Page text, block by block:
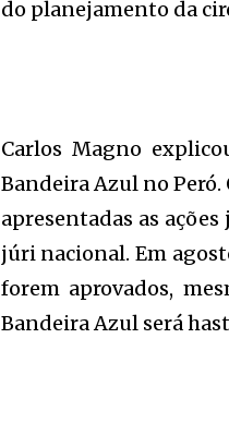
do planejamento da
Carlos Magno
Bandeira Azul no
apresentadas as
júri nacional. Em
forem aprovados,
Bandeira Azul será